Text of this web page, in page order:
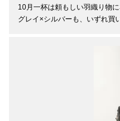
10月一杯は頼もしい羽織り物
グレイ×シルバーも、いずれ買